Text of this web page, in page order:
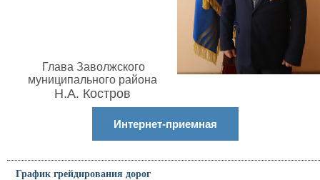
Глава Заволжского
муниципального района
Н.А. Костров
Интернет-приемная
График грейдирования дорог